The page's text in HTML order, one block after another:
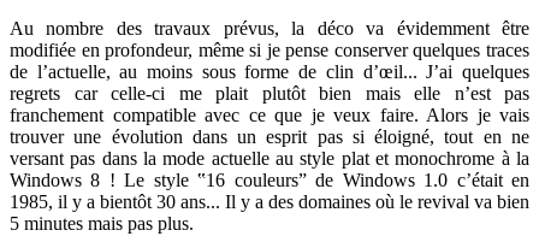
Au nombre des travaux prévus, la déco va évidemment être
modifiée en profondeur, même si je pense conserver quelques traces
de l’actuelle, au moins sous forme de clin d’œil... J’ai quelques
regrets car celle-ci me plait plutôt bien mais elle n’est pas
franchement compatible avec ce que je veux faire. Alors je vais
trouver une évolution dans un esprit pas si éloigné, tout en ne
versant pas dans la mode actuelle au style plat et monochrome à la
Windows 8 ! Le style ‟16 couleurs” de Windows 1.0 c’était en
1985, il y a bientôt 30 ans... Il y a des domaines où le revival va bien
5 minutes mais pas plus.